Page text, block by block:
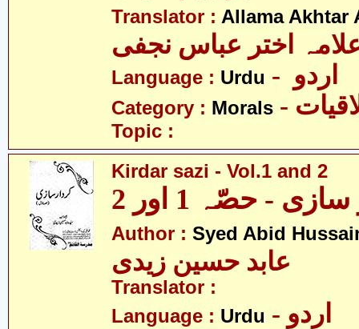
Translator : Allama Akhtar
اختر عباس نجفی
Language : Urdu
Category : Morals
Topic :
Kirdar sazi - Vol.1 and 2
- حصّہ 1 اور 2
Author : Syed Abid
عابد حسین زیدی
Translator :
Language : Urdu - اردو